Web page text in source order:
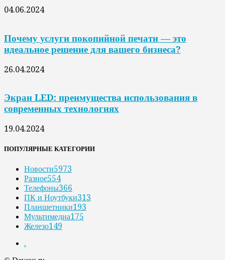
04.06.2024
Почему услуги покопийной печати — это
идеальное решение для вашего бизнеса?
26.04.2024
Экран LED: преимущества использования в
современных технологиях
19.04.2024
ПОПУЛЯРНЫЕ КАТЕГОРИИ
Новости5973
Разное554
Телефоны366
ПК и Ноутбуки313
Планшетники193
Мультимедиа175
Железо149
.